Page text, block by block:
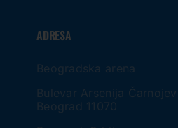
ADRESA
Beogradska arena
Bulevar Arsenija
Beograd 11070